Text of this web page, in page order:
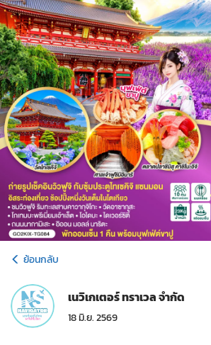
ย้อนกลับ
เนวิเกเตอร์ ทราเวล จำกัด
18 มิ.ย. 2569